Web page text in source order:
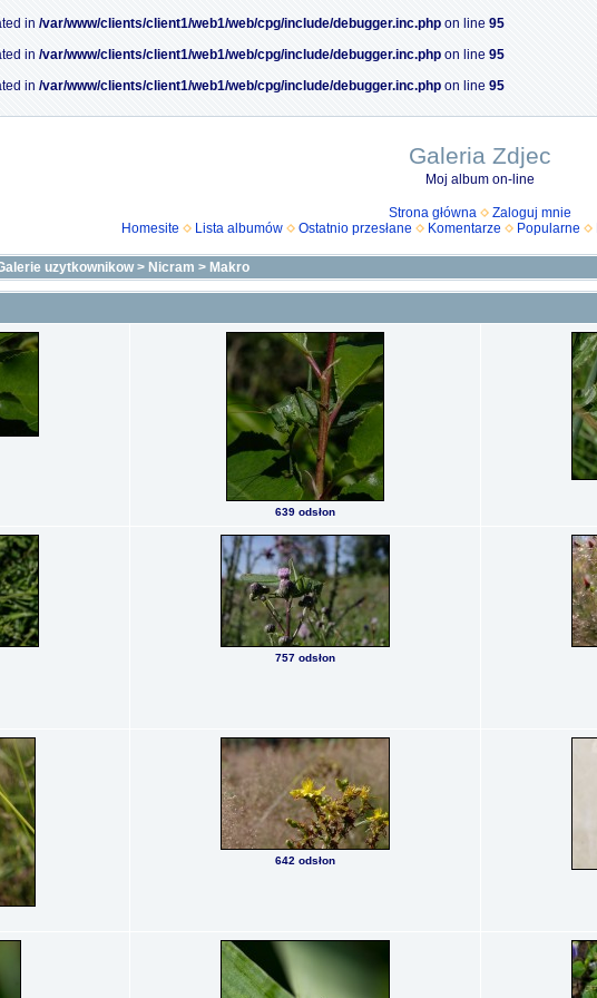
in /var/www/clients/client1/web1/web/cpg/include/debugger.inc.php on line 95
in /var/www/clients/client1/web1/web/cpg/include/debugger.inc.php on line 95
in /var/www/clients/client1/web1/web/cpg/include/debugger.inc.php on line 95
Galeria Zdjec
Moj album on-line
Strona główna
Zaloguj mnie
Homesite
Lista albumów Ostatnio przesłane Komentarze Popularne
uzytkownikow> Nicram > Makro
639 odsłon
757 odsłon
642 odsłon